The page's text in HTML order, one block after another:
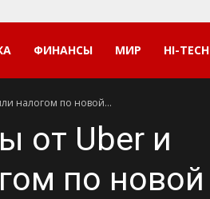
ФИНАНСЫ МИР HI-TECH
налогом по новой...
от Uber и
по новой